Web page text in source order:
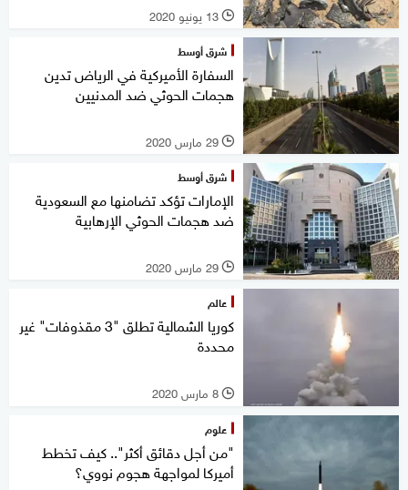
l 13 يونيو 2020
شرق أوسط
السفارة الأميركية في الرياض تدين
هجمات الحوثي ضد المدنيين
l 29 مارس 2020
شرق أوسط
الإمارات تؤكد تضامنها مع السعودية
ضد هجمات الحوثي الإرهابية
l 29 مارس 2020
عالم
كوريا الشمالية تطلق "3 مقذوفات" غير
محددة
l 8 مارس 2020
علوم
"من أجل دقائق أكثر".. كيف تخطط
أميركا لمواجهة هجوم نووي؟